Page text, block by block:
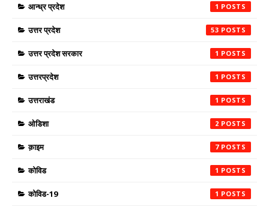
आन्ध्र प्रदेश 1
उत्तर प्रदेश 53
उत्तर प्रदेश सरकार 1
उत्तरप्रदेश 1
उत्तराखंड 1
ओडिशा 2
क़ाइम 7
कोविड 1
कोविड-19 1